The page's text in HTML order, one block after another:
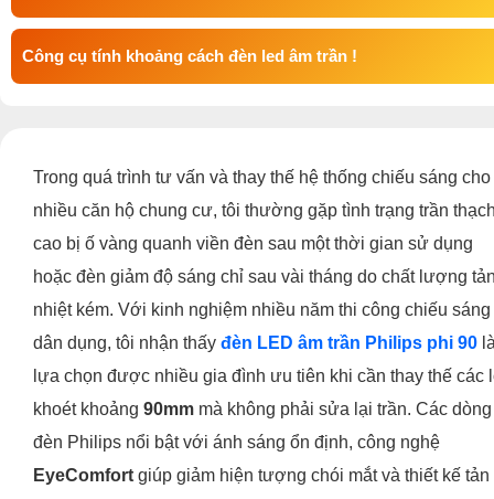
Công cụ tính khoảng cách đèn led âm trần !
Trong quá trình tư vấn và thay thế hệ thống chiếu sáng cho
nhiều căn hộ chung cư, tôi thường gặp tình trạng trần
cao bị ố vàng quanh viền đèn sau một thời gian sử dụng
hoặc đèn giảm độ sáng chỉ sau vài tháng do chất lượng
nhiệt kém. Với kinh nghiệm nhiều năm thi công chiếu sáng
dân dụng, tôi nhận thấy đèn LED âm trần Philips phi 90
lựa chọn được nhiều gia đình ưu tiên khi cần thay thế các
khoét khoảng 90mm mà không phải sửa lại trần. Các dòng
đèn Philips nổi bật với ánh sáng ổn định, công nghệ
EyeComfort giúp giảm hiện tượng chói mắt và thiết kế tản